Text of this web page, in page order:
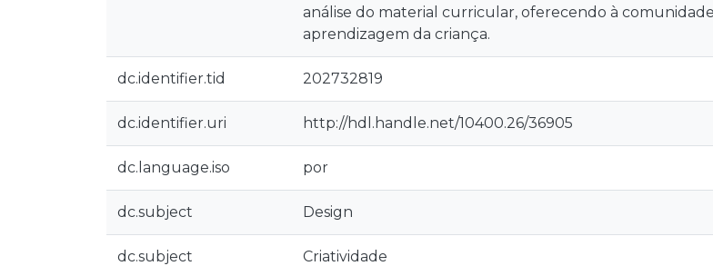
análise do material curricular, oferecendo à
aprendizagem da criança.
dc.identifier.tid 202732819
dc.identifier.uri http://hdl.handle.net/10400.26/36905
dc.language.iso por
dc.subject Design
dc.subject Criatividade